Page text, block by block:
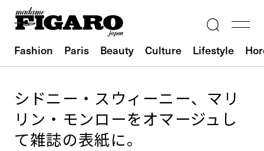
Fashion Paris Beauty Culture Lifestyle
シドニー・スウィーニー、マリ
リン・モンローをオマージュし
て雑誌の表紙に。